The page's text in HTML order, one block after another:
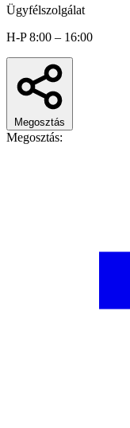
Ügyfélszolgálat
H-P 8:00 – 16:00
Megosztás
Megosztás: